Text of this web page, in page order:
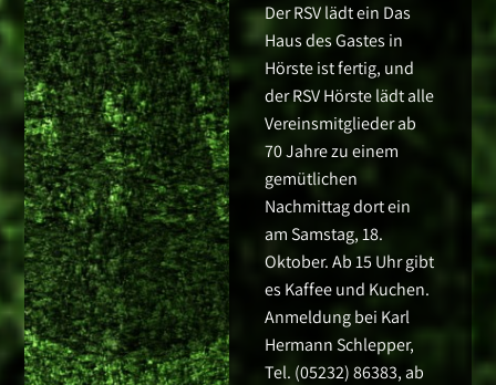
Der RSV lädt ein Das
Haus des Gastes in
Hörste ist fertig, und
der RSV Hörste lädt alle
Vereinsmitglieder ab
70 Jahre zu einem
gemütlichen
Nachmittag dort ein
am Samstag, 18.
Oktober. Ab 15 Uhr gibt
es Kaffee und Kuchen.
Anmeldung bei Karl
Hermann Schlepper,
Tel. (05232) 86383, ab